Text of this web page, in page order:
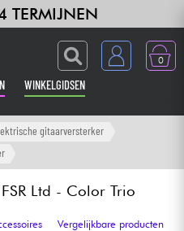
TERMIJNEN
0
WINKELGIDSEN
gitaarversterker
Ltd - Color Trio
Vergelijkbare producten